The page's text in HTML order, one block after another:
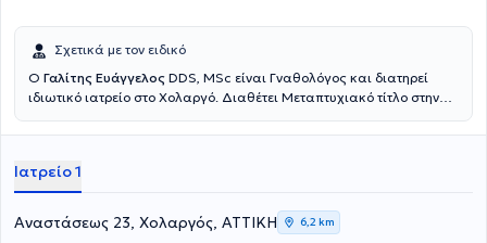
Σχετικά με τον ειδικό
Ο Γαλίτης Ευάγγελος DDS, MSc είναι Γναθολόγος και διατηρεί
ιδιωτικό ιατρείο στο Χολαργό. Διαθέτει Μεταπτυχιακό τίτλο στην
Οδοντιατρική Σχολή του Εθνικού και Καποδιστριακού
πανεπιστήμιο. Είναι ειδικός στη διάγνωση και την θεραπεία
κρανιογναθικών διαταραχών, η οποία μπορεί να προϋποθέτει
κατασκευή ειδικών ενδοστοματικών συσκευών (νάρθηκες) για την
ορθή αντιμετώπιση τους. Οι ενδοστοματικοί νάρθηκες, οι οποίοι
Ιατρείο 1
Αναστάσεως 23, Χολαργός, ΑΤΤΙΚΗ 6,2 km